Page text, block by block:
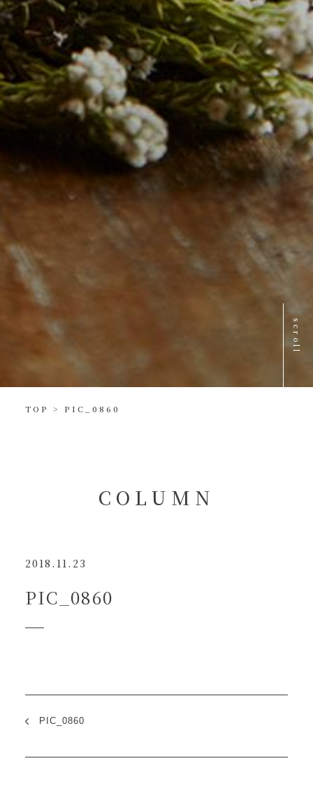
scroll
TOP > PIC_0860
C O L U M N
2018.11.23
PIC_0860
PIC_0860